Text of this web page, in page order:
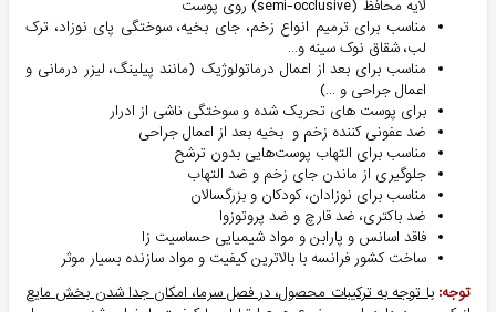
لایه محافظ (semi-occlusive) روی پوست
مناسب برای ترمیم انواع زخم، جای بخیه، سوختگی پای نوزاد، ترک
لب، شقاق نوک سینه و…
مناسب برای بعد از اعمال درماتولوژیک (مانند پیلینگ، لیزر درمانی و
اعمال جراحی و …)
برای پوست های تحریک شده و سوختگی ناشی از ادرار
ضد عفونی کننده زخم‌ و بخیه بعد از اعمال جراحی
مناسب برای التهاب پوست‌هایی بدون ترشح
جلوگیری از ماندن جای زخم و ضد التهاب
مناسب برای نوزادان، کودکان و بزرگسالان
ضد باکتری، ضد قارچ و ضد پروتوزوا
فاقد اسانس و پارابن و مواد شیمیایی حساسیت زا
ساخت کشور فرانسه با بالاترین کیفیت و مواد سازنده بسیار موثر
توجه: با توجه به ترکیبات محصول، در فصل سرما، امکان جدا شدن بخش مایع